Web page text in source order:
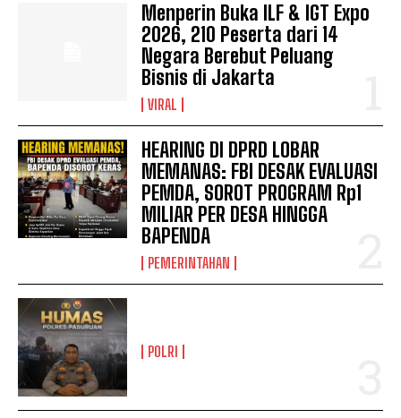
Menperin Buka ILF & IGT Expo
2026, 210 Peserta dari 14
Negara Berebut Peluang
Bisnis di Jakarta
VIRAL
HEARING DI DPRD LOBAR
MEMANAS: FBI DESAK EVALUASI
PEMDA, SOROT PROGRAM Rp1
MILIAR PER DESA HINGGA
BAPENDA
PEMERINTAHAN
POLRI